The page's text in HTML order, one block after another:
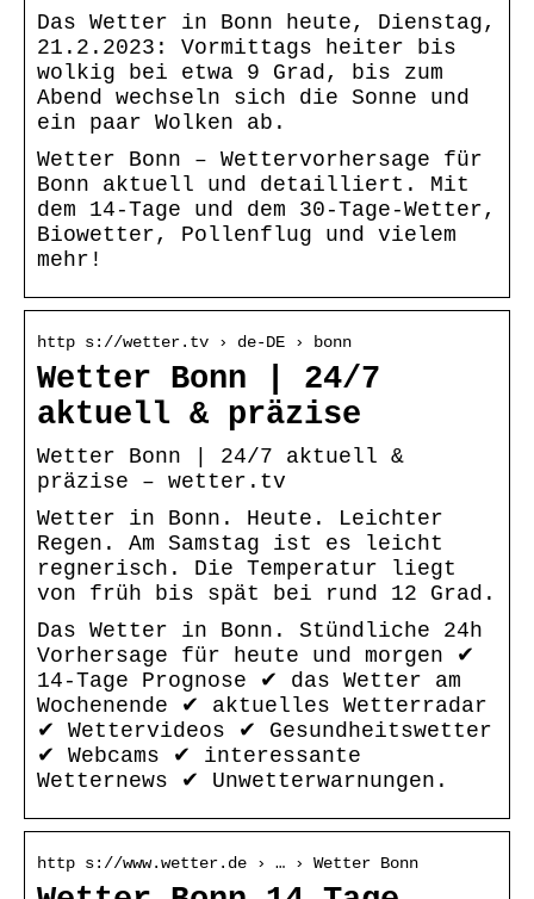
Das Wetter in Bonn heute, Dienstag,
21.2.2023: Vormittags heiter bis
wolkig bei etwa 9 Grad, bis zum
Abend wechseln sich die Sonne und
ein paar Wolken ab.
Wetter Bonn – Wettervorhersage für
Bonn aktuell und detailliert. Mit
dem 14-Tage und dem 30-Tage-Wetter,
Biowetter, Pollenflug und vielem
mehr!
http s://wetter.tv › de-DE › bonn
Wetter Bonn | 24/7
aktuell & präzise
Wetter Bonn | 24/7 aktuell &
präzise – wetter.tv
Wetter in Bonn. Heute. Leichter
Regen. Am Samstag ist es leicht
regnerisch. Die Temperatur liegt
von früh bis spät bei rund 12 Grad.
Das Wetter in Bonn. Stündliche 24h
Vorhersage für heute und morgen ✔
14-Tage Prognose ✔ das Wetter am
Wochenende ✔ aktuelles Wetterradar
✔ Wettervideos ✔ Gesundheitswetter
✔ Webcams ✔ interessante
Wetternews ✔ Unwetterwarnungen.
http s://www.wetter.de › … › Wetter Bonn